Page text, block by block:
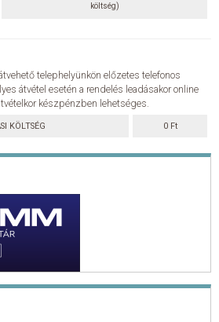
költség)
telephelyünkön előzetes telefonos
átvétel esetén a rendelés leadásakor online
készpénzben lehetséges.
KÖLTSÉG 0 Ft